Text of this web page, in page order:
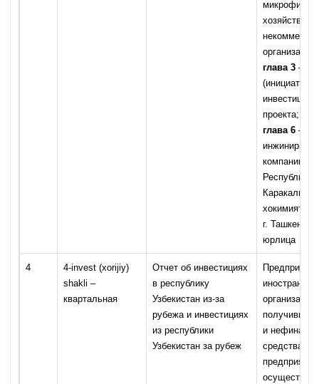
микрофирм,
хозяйств,
глава 3 –
(инициаторы)
проекта;
глава 6 –
компании
Республики
хокимиятов
г. Ташкента,
юрлица
4
4-invest (xorijiy)
shakli –
квартальная
Отчет об инвестициях
в республику
Узбекистан из-за
рубежа и инвестициях
из республики
Узбекистан за рубеж
организации,
получившие
и
средства